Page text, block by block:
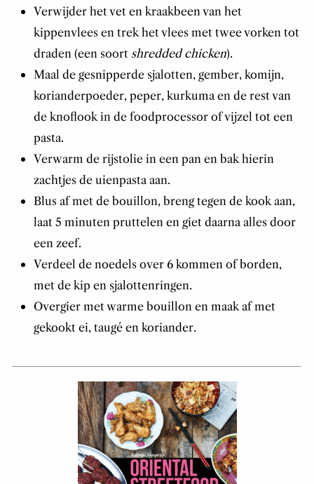
Verwijder het vet en kraakbeen van het
kippenvlees en trek het vlees met twee vorken tot
draden (een soort shredded chicken).
Maal de gesnipperde sjalotten, gember, komijn,
korianderpoeder, peper, kurkuma en de rest van
de knoflook in de foodprocessor of vijzel tot een
pasta.
Verwarm de rijstolie in een pan en bak hierin
zachtjes de uienpasta aan.
Blus af met de bouillon, breng tegen de kook aan,
laat 5 minuten pruttelen en giet daarna alles door
een zeef.
Verdeel de noedels over 6 kommen of borden,
met de kip en sjalottenringen.
Overgier met warme bouillon en maak af met
gekookt ei, taugé en koriander.